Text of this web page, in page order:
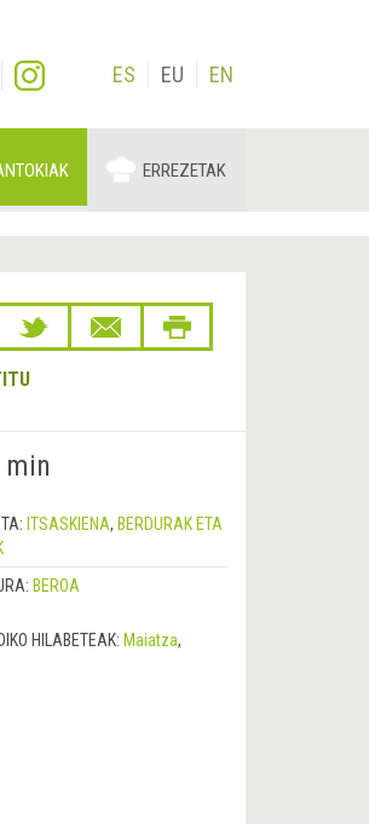
ES EU EN
ERREZETAK
min
ITSASKIENA, BERDURAK ETA
BEROA
HILABETEAK: Maiatza,